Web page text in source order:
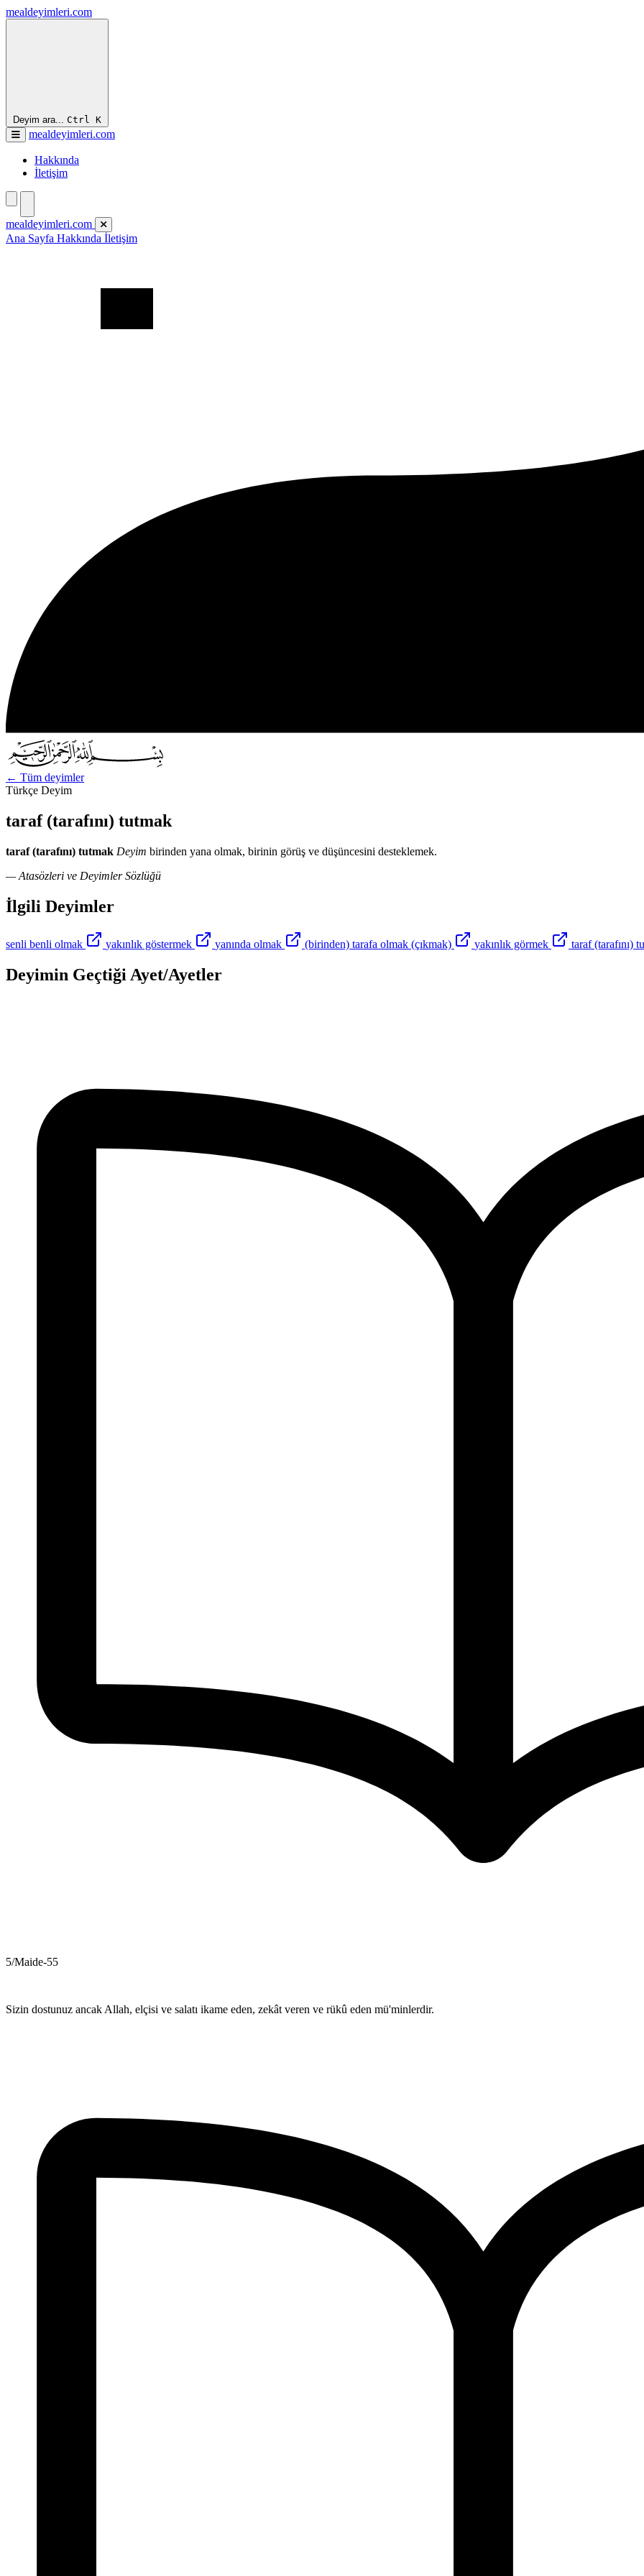
mealdeyimleri.com
Deyim ara... Ctrl K
mealdeyimleri.com
Hakkında
İletişim
mealdeyimleri.com
Ana Sayfa Hakkında İletişim
← Tüm deyimler
Türkçe Deyim
taraf (tarafını) tutmak
taraf (tarafını) tutmak Deyim birinden yana olmak, birinin görüş ve düşüncesini desteklemek.
— Atasözleri ve Deyimler Sözlüğü
İlgili Deyimler
senli benli olmak yakınlık göstermek yanında olmak (birinden) tarafa olmak (çıkmak) yakınlık görmek taraf (tarafını)
Deyimin Geçtiği Ayet/Ayetler
5/Maide-55
Sizin dostunuz ancak Allah, elçisi ve salatı ikame eden, zekât veren ve rükû eden mü'minlerdir.